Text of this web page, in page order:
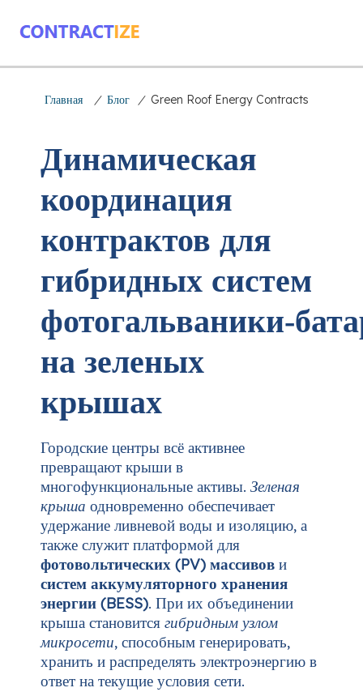
Главная / Блог / Green Roof Energy Contracts
Динамическая
координация
контрактов для
гибридных систем
на зеленых
крышах
Городские центры всё активнее
превращают крыши в
многофункциональные активы. Зеленая
крыша одновременно обеспечивает
удержание ливневой воды и изоляцию, а
также служит платформой для
фотовольтических (PV) массивов и
систем аккумуляторного хранения
энергии (BESS). При их объединении
крыша становится гибридным узлом
микросети, способным генерировать,
хранить и распределять электроэнергию в
ответ на текущие условия сети.